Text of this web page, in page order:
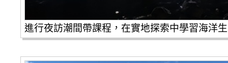
進行夜訪潮間帶課程，在實地探索中學習海洋